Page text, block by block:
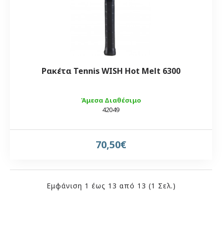
Άμεσα Διαθέσιμο
42049
Ρακέτα Tennis WISH Hot Melt 6300
70,50€
Εμφάνιση 1 έως 13 από 13 (1 Σελ.)